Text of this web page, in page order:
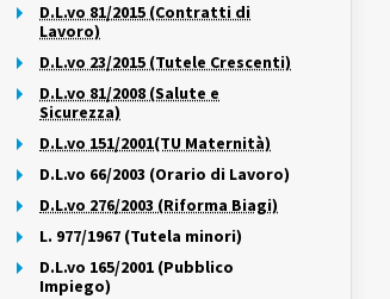
D.L.vo 81/2015 (Contratti di
Lavoro)
D.L.vo 23/2015 (Tutele Crescenti)
D.L.vo 81/2008 (Salute e
Sicurezza)
D.L.vo 151/2001(TU Maternità)
D.L.vo 66/2003 (Orario di Lavoro)
D.L.vo 276/2003 (Riforma Biagi)
L. 977/1967 (Tutela minori)
D.L.vo 165/2001 (Pubblico
Impiego)